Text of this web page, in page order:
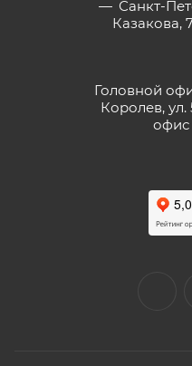
Санкт-
Казакова,
Головной
Королев,
офис